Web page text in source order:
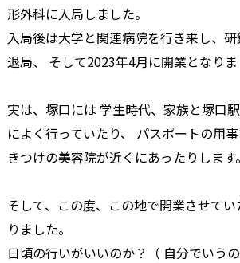
形外科に入局しました。
入局後は大学と関連病院を行き来し、
退局、 そして2023年4月に開業となりま
実は、塚口には 学生時代、家族と塚口
によく行っていたり、 パスポートの用
きつけの美容院が近くにあったりします。
そして、この度、この地で開業させて
りました。
日頃の行いがいいのか？（ 自分でいうの